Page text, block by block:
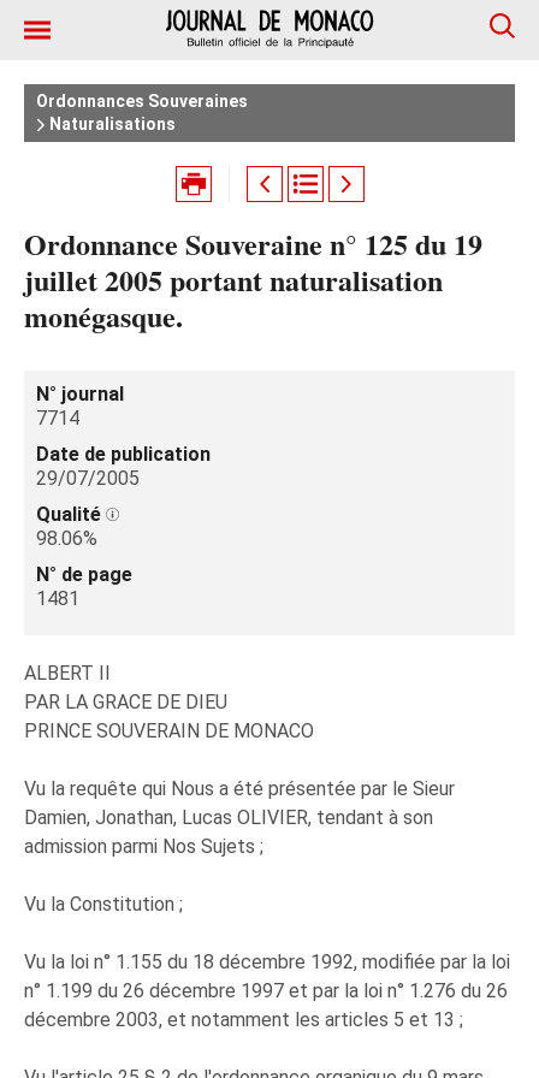
Ordonnances Souveraines
Naturalisations
Ordonnance Souveraine n° 125 du 19
juillet 2005 portant naturalisation
monégasque.
N° journal
7714
Date de publication
29/07/2005
Qualité
98.06%
N° de page
1481
ALBERT II
PAR LA GRACE DE DIEU
PRINCE SOUVERAIN DE MONACO
Vu la requête qui Nous a été présentée par le Sieur
Damien, Jonathan, Lucas OLIVIER, tendant à son
admission parmi Nos Sujets ;
Vu la Constitution ;
Vu la loi n° 1.155 du 18 décembre 1992, modifiée par la loi
n° 1.199 du 26 décembre 1997 et par la loi n° 1.276 du 26
décembre 2003, et notamment les articles 5 et 13 ;